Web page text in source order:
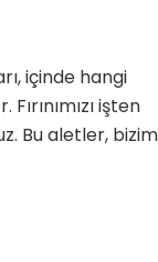
içinde hangi
işten
Bu aletler, bizim